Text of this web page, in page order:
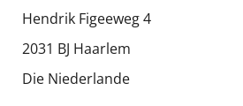
Hendrik Figeeweg 4
2031 BJ Haarlem
Die Niederlande